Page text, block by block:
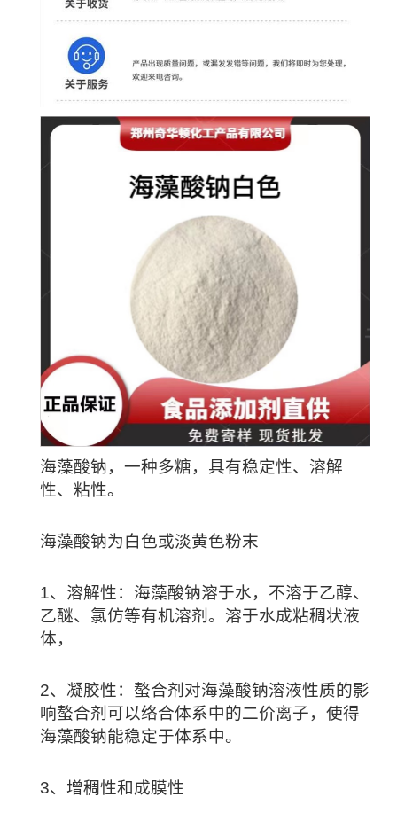
海藻酸钠，一种多糖，具有稳定性、溶解
性、粘性。
海藻酸钠为白色或淡黄色粉末
1、溶解性：海藻酸钠溶于水，不溶于乙醇、
乙醚、氯仿等有机溶剂。溶于水成粘稠状液
体，
2、凝胶性：螯合剂对海藻酸钠溶液性质的影
响螯合剂可以络合体系中的二价离子，使得
海藻酸钠能稳定于体系中。
3、增稠性和成膜性